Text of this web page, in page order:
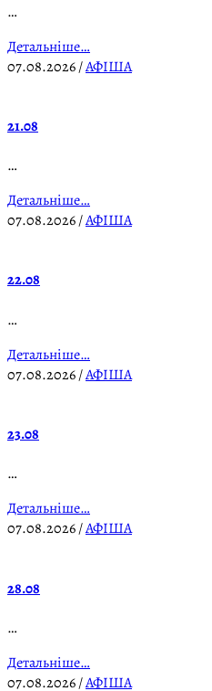
…
Детальніше…
07.08.2026/АФІША
21.08
…
Детальніше…
07.08.2026/АФІША
22.08
…
Детальніше…
07.08.2026/АФІША
23.08
…
Детальніше…
07.08.2026/АФІША
28.08
…
Детальніше…
07.08.2026/АФІША